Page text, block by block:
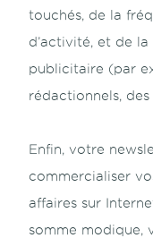
touchés, de la
d’activité, et de
publicitaire (par
rédactionnels,
Enfin, votre
commercialiser
affaires sur
somme modique,